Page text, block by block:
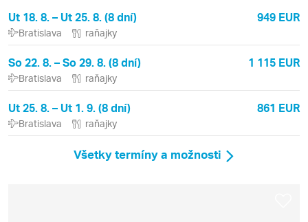
Ut 18. 8. – Ut 25. 8. (8 dní) 949 EUR
Bratislava raňajky
So 22. 8. – So 29. 8. (8 dní) 1 115 EUR
Bratislava raňajky
Ut 25. 8. – Ut 1. 9. (8 dní) 861 EUR
Bratislava raňajky
Všetky termíny a možnosti